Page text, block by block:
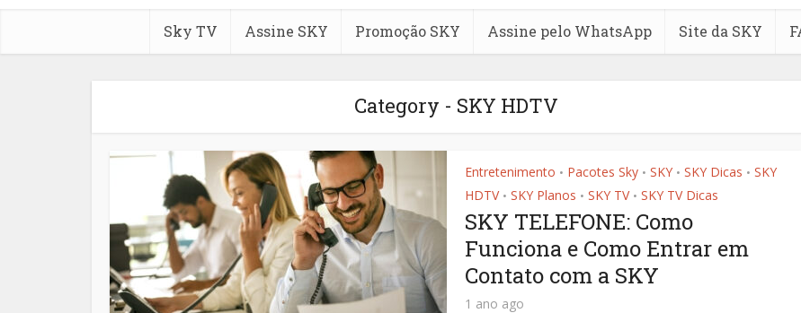
Sky TV Assine SKY Promoção SKY Assine pelo WhatsApp Site da SKY
Category - SKY HDTV
Entretenimento • Pacotes Sky • SKY • SKY Dicas • SKY
HDTV • SKY Planos • SKY TV • SKY TV Dicas
SKY TELEFONE: Como
Funciona e Como Entrar em
Contato com a SKY
1 ano ago